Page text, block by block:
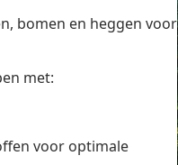
bomen en heggen voor
met:
voor optimale